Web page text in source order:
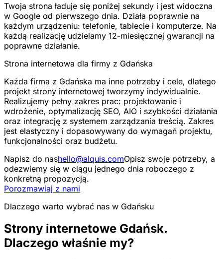
Twoja strona ładuje się poniżej sekundy i jest widoczna
w Google od pierwszego dnia. Działa poprawnie na
każdym urządzeniu: telefonie, tablecie i komputerze. Na
każdą realizację udzielamy 12-miesięcznej gwarancji na
poprawne działanie.
Strona internetowa dla firmy z Gdańska
Każda firma z Gdańska ma inne potrzeby i cele, dlatego
projekt strony internetowej tworzymy indywidualnie.
Realizujemy pełny zakres prac: projektowanie i
wdrożenie, optymalizację SEO, AIO i szybkości działania
oraz integrację z systemem zarządzania treścią. Zakres
jest elastyczny i dopasowywany do wymagań projektu,
funkcjonalności oraz budżetu.
Napisz do nashello@alquis.comOpisz swoje potrzeby, a
odezwiemy się w ciągu jednego dnia roboczego z
konkretną propozycją.
Porozmawiaj z nami
Dlaczego warto wybrać nas w Gdańsku
Strony internetowe Gdańsk.
Dlaczego właśnie my?